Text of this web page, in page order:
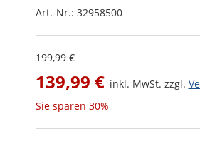
Art.-Nr.: 32958500
199,99 €
139,99 € inkl. MwSt. zzgl.
Sie sparen 30%